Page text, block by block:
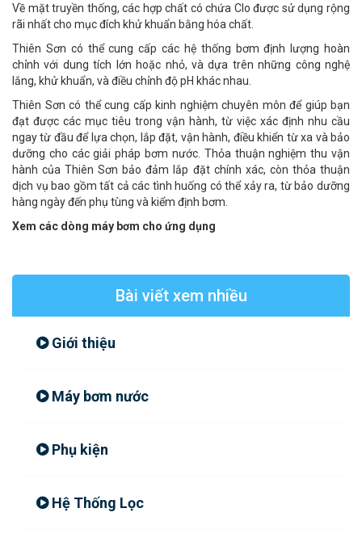
Về mặt truyền thống, các hợp chất có chứa Clo được sử dụng rộng
rãi nhất cho mục đích khử khuẩn bằng hóa chất.
Thiên Sơn có thể cung cấp các hệ thống bơm định lượng hoàn
chỉnh với dung tích lớn hoặc nhỏ, và dựa trên những công nghệ
lắng, khử khuẩn, và điều chỉnh độ pH khác nhau.
Thiên Sơn có thể cung cấp kinh nghiệm chuyên môn để giúp bạn
đạt được các mục tiêu trong vận hành, từ việc xác định nhu cầu
ngay từ đầu để lựa chọn, lắp đặt, vận hành, điều khiển từ xa và bảo
dưỡng cho các giải pháp bơm nước. Thỏa thuận nghiệm thu vận
hành của Thiên Sơn bảo đảm lắp đặt chính xác, còn thỏa thuận
dịch vụ bao gồm tất cả các tình huống có thể xảy ra, từ bảo dưỡng
hàng ngày đến phụ tùng và kiểm định bơm.
Xem các dòng máy bơm cho ứng dụng
Bài viết xem nhiều
Giới thiệu
Máy bơm nước
Phụ kiện
Hệ Thống Lọc